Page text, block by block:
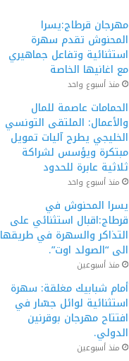
مهرجان قرطاج:يسرا
المحنوش تقدم سهرة
استثنائية وتفاعل جماهيري
مع اغانيها الخاصة
منذ أسبوع واحد
الحمامات عاصمة للمال
والأعمال: الملتقى التونسي
الخليجي يطرح آليات تمويل
مبتكرة ويؤسس لشراكة
ثلاثية عابرة للحدود
منذ أسبوع واحد
يسرا المحنوش في
قرطاج:اقبال استثنائي على
التذاكر والسهرة في طريقها
الى “الصولد اوت”.
منذ أسبوعين
أمام شبابيك مغلقة: سهرة
استثنائية لوائل جسّار في
افتتاح مهرجان بوقرنين
الدولي.
منذ أسبوعين